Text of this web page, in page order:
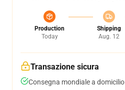
Production
Today
Shipping
Aug. 12
Transazione sicura
Consegna mondiale a domicilio